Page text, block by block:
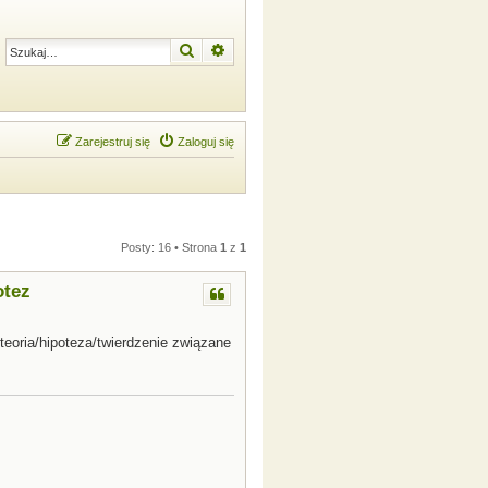
Szukaj
Zaloguj się
Zarejestruj się
Posty: 16 • Strona 1 z 1
hipoteza/twierdzenie związane